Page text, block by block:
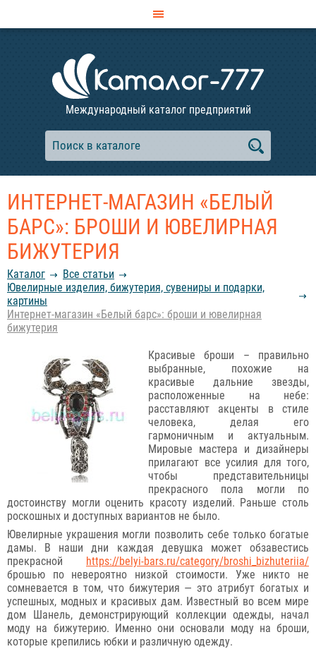
Международный каталог предприятий
ИНТЕРНЕТ-МАГАЗИН «БЕЛЫЙ
БАРС»: БРОШИ И ЮВЕЛИРНАЯ
БИЖУТЕРИЯ
Каталог
Все статьи
Ювелирные изделия, бижутерия, сувениры и подарки,
картины
Интернет-магазин «Белый барс»: броши и ювелирная
бижутерия
Красивые броши – правильно
выбранные, похожие на
красивые дальние звезды,
расположенные на небе:
расставляют акценты в стиле
человека, делая его
гармоничным и актуальным.
Мировые мастера и дизайнеры
прилагают все усилия для того,
чтобы представительницы
прекрасного пола могли по
достоинству могли оценить красоту изделий. Раньше столь
роскошных и доступных вариантов не было.
Ювелирные украшения могли позволить себе только богатые
дамы. В наши дни каждая девушка может обзавестись
прекрасной https://belyi-bars.ru/category/broshi_bizhuteriia/
брошью по невероятно низкой стоимости. Уже никто не
сомневается в том, что бижутерия — это атрибут богатых и
успешных, модных и красивых дам. Известный во всем мире
дом Шанель, демонстрирующий коллекции одежды, начал
моду на бижутерию. Именно они основали моду на броши,
которые крепились юбки и различную одежду.